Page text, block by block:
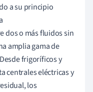
a su principio
dos o más fluidos sin
amplia gama de
frigoríficos y
centrales eléctricas y
los